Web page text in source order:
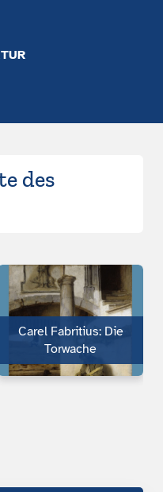
des
Carel Fabritius: Die
Torwache